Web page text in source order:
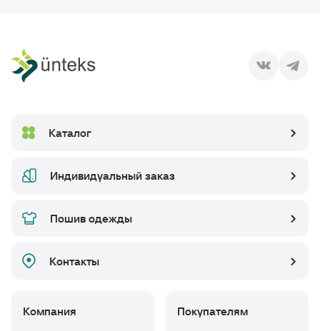
Каталог
Индивидуальный заказ
Пошив одежды
Контакты
Компания Покупателям